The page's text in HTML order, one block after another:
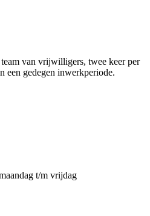
van vrijwilligers, twee keer per
een gedegen inwerkperiode.
t/m vrijdag